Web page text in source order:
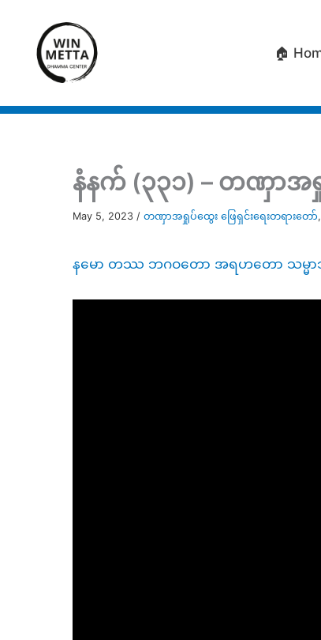
content
🏠
နံနက် (၃၃၁) – တဏှာအရှု
May 5, 2023 / တဏှာအရှုပ်ထွေး ဖြေရှင်းရေးတရားတော်,
နမော တဿ ဘဂဝတော အရဟတော သမ္မာ